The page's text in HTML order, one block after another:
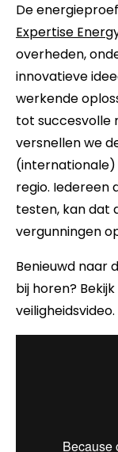
De
Expertise
overheden,
innovatieve
werkende
tot succesvolle
versnellen we
(internationale)
regio. Iedereen
testen, kan dat
vergunningen
Benieuwd naar
bij horen?
veiligheidsvideo.